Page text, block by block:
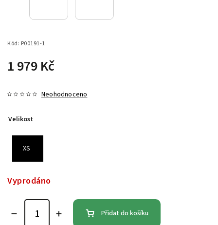
Kód: P00191-1
1 979 Kč
Neohodnoceno
Velikost
XS
Vyprodáno
Přidat do košíku